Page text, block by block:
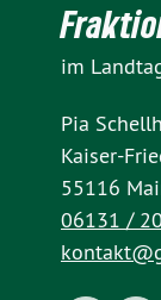
im
Pia
Kaiser-
55116
06131 /